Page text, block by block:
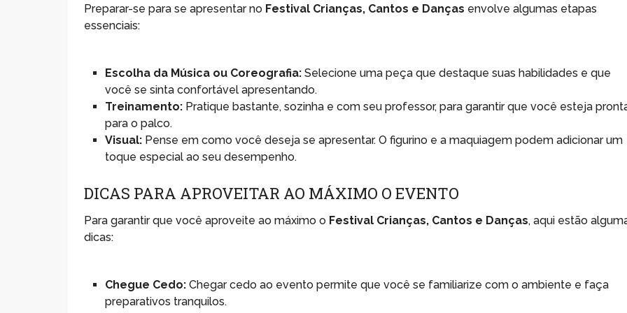
Preparar-se para se apresentar no Festival Crianças, Cantos e Danças envolve algumas etapas
essenciais:
Escolha da Música ou Coreografia: Selecione uma peça que destaque suas habilidades e que
você se sinta confortável apresentando.
Treinamento: Pratique bastante, sozinha e com seu professor, para garantir que você esteja
para o palco.
Visual: Pense em como você deseja se apresentar. O figurino e a maquiagem podem adicionar um
toque especial ao seu desempenho.
DICAS PARA APROVEITAR AO MÁXIMO O EVENTO
Para garantir que você aproveite ao máximo o Festival Crianças, Cantos e Danças, aqui estão
dicas:
Chegue Cedo: Chegar cedo ao evento permite que você se familiarize com o ambiente e faça
preparativos tranquilos.